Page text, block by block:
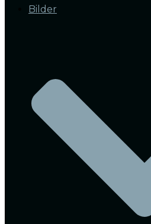
Bilder